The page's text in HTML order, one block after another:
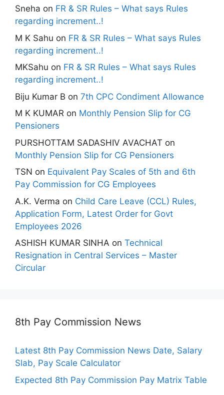
Sneha on FR & SR Rules – What says Rules
regarding increment..!
M K Sahu on FR & SR Rules – What says Rules
regarding increment..!
MKSahu on FR & SR Rules – What says Rules
regarding increment..!
Biju Kumar B on 7th CPC Condiment Allowance
M K KUMAR on Monthly Pension Slip for CG
Pensioners
PURSHOTTAM SADASHIV AVACHAT on
Monthly Pension Slip for CG Pensioners
TSN on Equivalent Pay Scales of 5th and 6th
Pay Commission for CG Employees
A.K. Verma on Child Care Leave (CCL) Rules,
Application Form, Latest Order for Govt
Employees 2026
ASHISH KUMAR SINHA on Technical
Resignation in Central Services – Master
Circular
8th Pay Commission News
Latest 8th Pay Commission News Date, Salary
Slab, Pay Scale Calculator
Expected 8th Pay Commission Pay Matrix Table